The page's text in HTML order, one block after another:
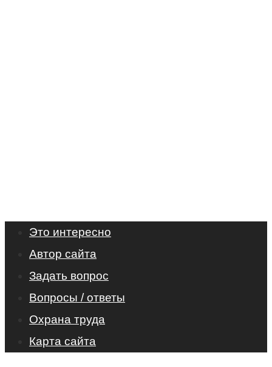
Это интересно
Автор сайта
Задать вопрос
Вопросы / ответы
Охрана труда
Карта сайта